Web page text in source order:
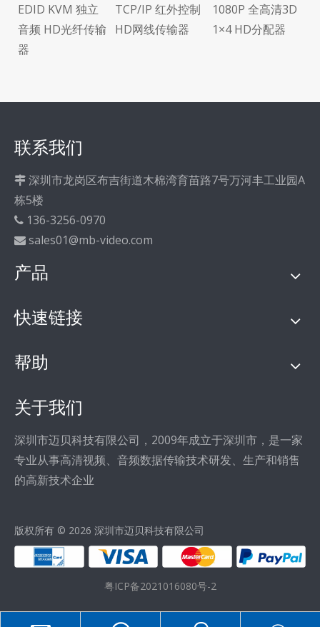
EDID KVM 独立
音频 HD光纤传输
器
TCP/IP 红外控制
HD网线传输器
1080P 全高清3D
1×4 HD分配器
联系我们
 深圳市龙岗区布吉街道木棉湾育苗路7号万河丰工业园A
栋5楼
 136-3256-0970
 sales01@mb-video.com
产品
快速链接
帮助
关于我们
深圳市迈贝科技有限公司，2009年成立于深圳市，是一家
专业从事高清视频、音频数据传输技术研发、生产和销售
的高新技术企业
版权所有 © 2026 深圳市迈贝科技有限公司
粤ICP备2021016080号-2